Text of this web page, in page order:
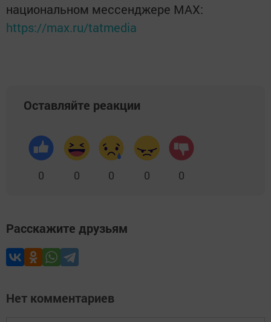
национальном мессенджере MАХ:
https://max.ru/tatmedia
Оставляйте реакции
0 0 0 0 0
Расскажите друзьям
Нет комментариев